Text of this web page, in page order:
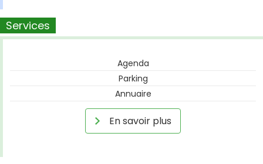
Services
Agenda
Parking
Annuaire
En savoir plus